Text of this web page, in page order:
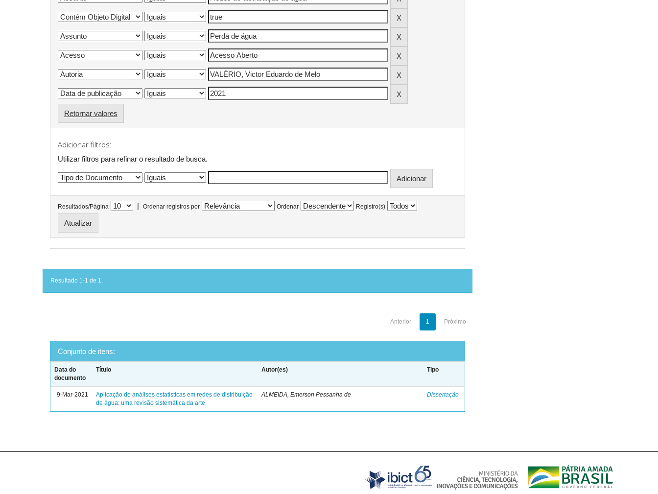
Retornar valores
Adicionar filtros:
Utilizar filtros para refinar o resultado de busca.
Resultados/Página | Ordenar registros por Ordenar Registro(s)
Resultado 1-1 de 1.
Anterior 1 Próximo
Conjunto de itens:
Data do
documento
Título Autor(es) Tipo
9-Mar-2021
Aplicação de análises estatísticas em redes de distribuição
de água: uma revisão sistemática da arte
ALMEIDA, Emerson Pessanha de Dissertação